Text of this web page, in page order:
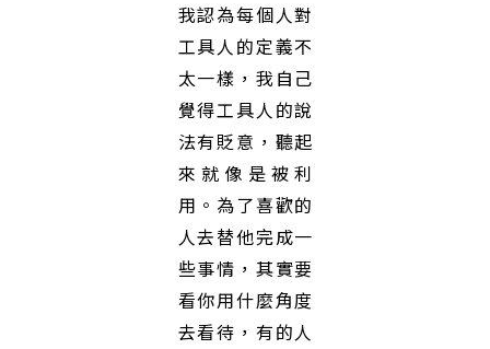
我認為每個人對
工具人的定義不
太一樣，我自己
覺得工具人的說
法有貶意，聽起
來就像是被利
用。為了喜歡的
人去替他完成一
些事情，其實要
看你用什麼角度
去看待，有的人